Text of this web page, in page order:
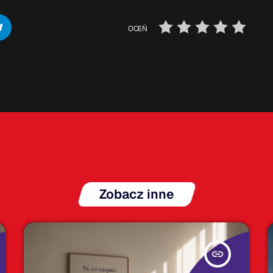
OCEŃ
Zobacz inne
insert_link